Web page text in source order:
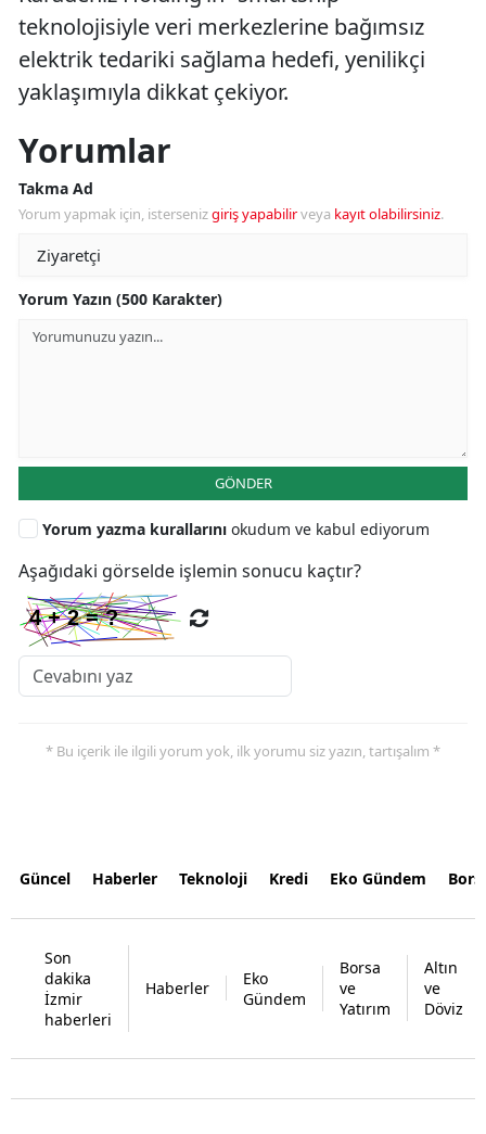
teknolojisiyle veri merkezlerine bağımsız
elektrik tedariki sağlama hedefi, yenilikçi
yaklaşımıyla dikkat çekiyor.
Yorumlar
Takma Ad
Yorum yapmak için, istersenizgiriş yapabilirveya kayıt olabilirsiniz.
Yorum Yazın (500 Karakter)
GÖNDER
Yorum yazma kurallarını okudum ve kabul ediyorum
Aşağıdaki görselde işlemin sonucu kaçtır?
* Bu içerik ile ilgili yorum yok, ilk yorumu siz yazın, tartışalım *
Güncel Haberler Teknoloji Kredi Eko Gündem
Son
dakika
İzmir
haberleri
Haberler
Eko
Gündem
Borsa
ve
Yatırım
Altın
ve
Döviz